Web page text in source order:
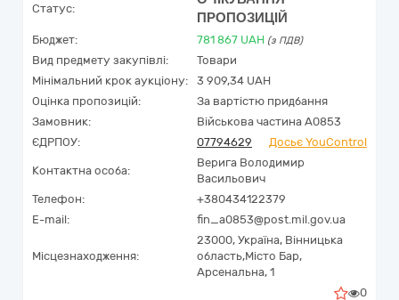
Статус:
ПРОПОЗИЦІЙ
Бюджет: 781 867 UAH (з ПДВ)
Вид предмету закупівлі:
Товари
Мінімальний крок аукціону:
3 909,34 UAH
Оцінка пропозицій:
За вартістю придбання
Замовник:
Військова частина А0853
ЄДРПОУ:
07794629 Досьє YouControl
Контактна особа:
Верига Володимир
Васильович
Телефон:
+380434122379
E-mail:
fin_a0853@post.mil.gov.ua
Місцезнаходження:
23000, Україна, Вінницька
область,Місто Бар,
Арсенальна, 1
0